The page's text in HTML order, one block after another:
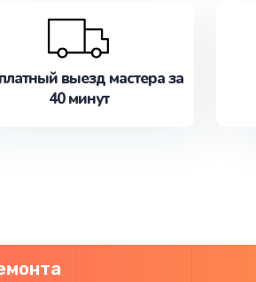
выезд мастера за
40 минут